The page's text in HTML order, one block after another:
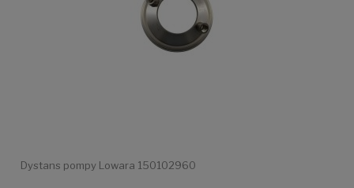
Dystans pompy Lowara 150102960